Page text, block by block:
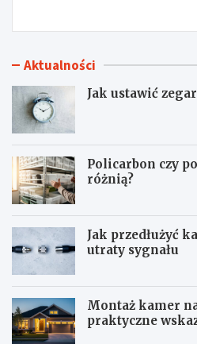
Aktualności
Jak ustawić
Policarbon czy
różnią?
Jak przedłużyć
utraty sygnału
Montaż kamer
praktyczne